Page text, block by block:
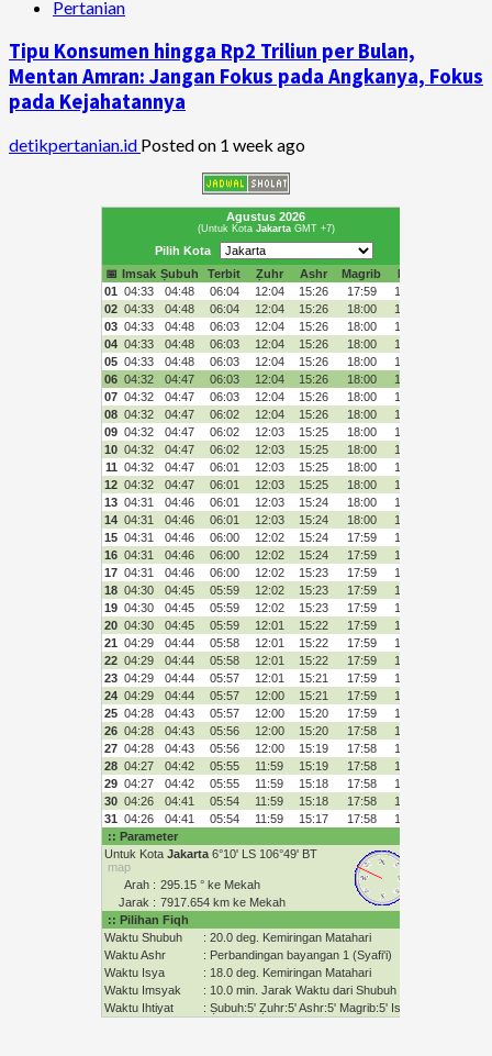
Pertanian
Tipu Konsumen hingga Rp2 Triliun per Bulan,
Mentan Amran: Jangan Fokus pada Angkanya, Fokus
pada Kejahatannya
detikpertanian.id Posted on 1 week ago